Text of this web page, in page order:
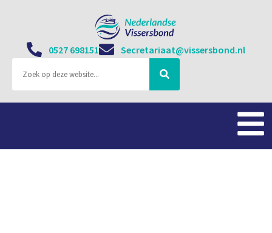
0527 698151 Secretariaat@vissersbond.nl